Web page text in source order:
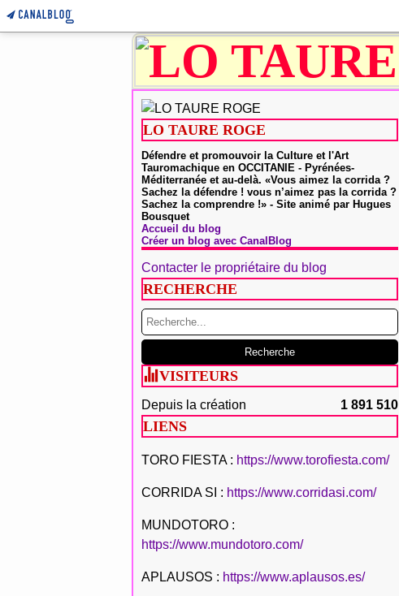
LO TAURE ROGE
Défendre et promouvoir la Culture et l'Art
Tauromachique en OCCITANIE - Pyrénées-
Méditerranée et au-delà. «Vous aimez la corrida ?
Sachez la défendre ! vous n’aimez pas la corrida ?
Sachez la comprendre !» - Site animé par Hugues
Bousquet
Accueil du blog
Créer un blog avec CanalBlog
Contacter le propriétaire du blog
RECHERCHE
VISITEURS
Depuis la création 1 891 510
LIENS
TORO FIESTA : https://www.torofiesta.com/
CORRIDA SI : https://www.corridasi.com/
MUNDOTORO :
https://www.mundotoro.com/
APLAUSOS : https://www.aplausos.es/